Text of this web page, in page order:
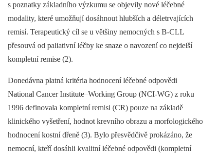
s poznatky základního výzkumu se objevily nové léčebné
modality, které umožňují dosáhnout hlubších a déletrvajících
remisí. Terapeutický cíl se u většiny nemocných s B-CLL
přesouvá od paliativní léčby ke snaze o navození co nejdelší
kompletní remise (2).
Donedávna platná kritéria hodnocení léčebné odpovědi
National Cancer Institute–Working Group (NCI-WG) z roku
1996 definovala kompletní remisi (CR) pouze na základě
klinického vyšetření, hodnot krevního obrazu a morfologického
hodnocení kostní dřeně (3). Bylo přesvědčivě prokázáno, že
nemocní, kteří dosáhli kvalitní léčebné odpovědi (kompletní